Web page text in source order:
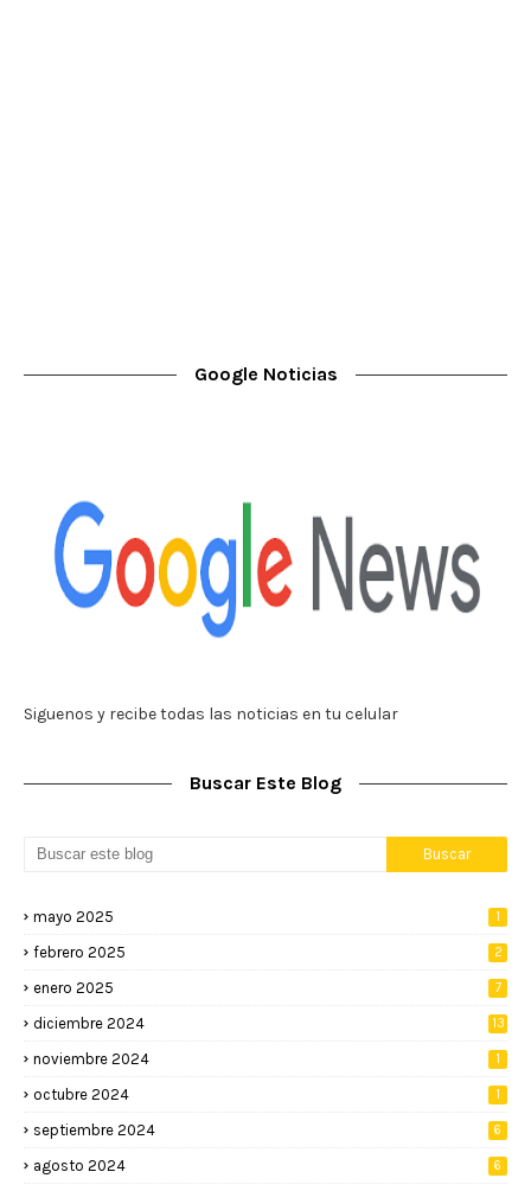
Google Noticias
Siguenos y recibe todas las noticias en tu celular
Buscar Este Blog
mayo 2025 1
febrero 2025 2
enero 2025 7
diciembre 2024 13
noviembre 2024 1
octubre 2024 1
septiembre 2024 6
agosto 2024 6